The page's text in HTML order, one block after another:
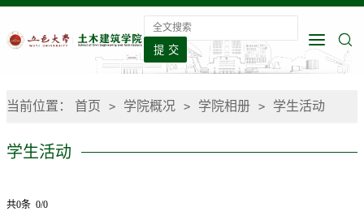
当前位置： 首页 > 学院概况 > 学院相册 > 学生活动
学生活动
共0条 0/0